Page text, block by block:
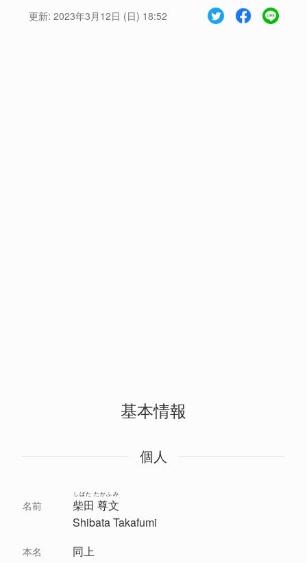
更新: 2023年3月12日 (日) 18:52
基本情報
個人
名前 柴田 尊文
しばた たかふみ
Shibata Takafumi
本名 同上